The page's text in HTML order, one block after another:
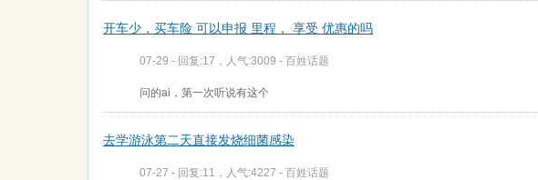
开车少，买车险 可以申报 里程， 享受 优惠的吗
07-29 - 回复:17，人气:3009 - 百姓话题
问的ai，第一次听说有这个
去学游泳第二天直接发烧细菌感染
07-27 - 回复:11，人气:4227 - 百姓话题